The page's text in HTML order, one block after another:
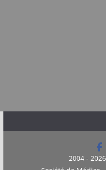
2004 - 2026